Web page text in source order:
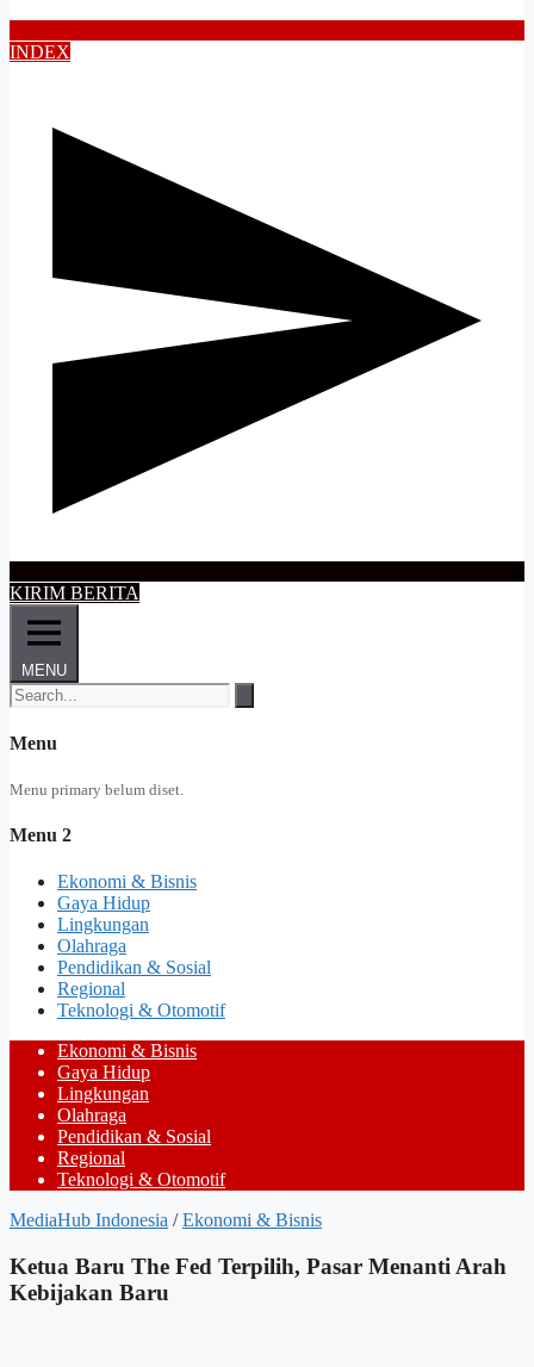
INDEX
KIRIM BERITA
MENU
Menu
Menu primary belum diset.
Menu 2
Ekonomi & Bisnis
Gaya Hidup
Lingkungan
Olahraga
Pendidikan & Sosial
Regional
Teknologi & Otomotif
Ekonomi & Bisnis
Gaya Hidup
Lingkungan
Olahraga
Pendidikan & Sosial
Regional
Teknologi & Otomotif
MediaHub Indonesia / Ekonomi & Bisnis
Ketua Baru The Fed Terpilih, Pasar Menanti Arah
Kebijakan Baru